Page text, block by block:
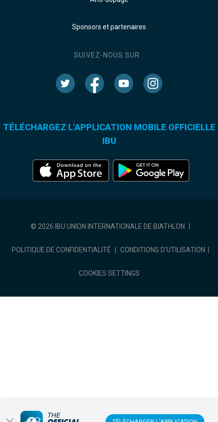
Sponsors et partenaires
SUIVEZ-NOUS SUR :
TÉLÉCHARGEZ L'APPLICATION MOBILE OFFICIELLE
IBU
© 2026 IBU UNION INTERNATIONALE DE BIATHLON
POLITIQUE DE CONFIDENTIALITÉ CONDITIONS D'UTILISATION
COOKIES SETTINGS